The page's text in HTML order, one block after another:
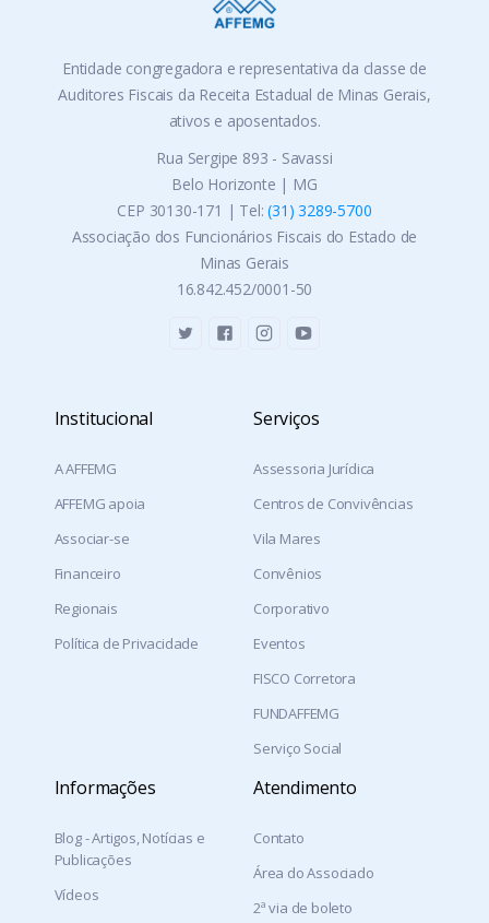
Entidade congregadora e representativa da classe de
Auditores Fiscais da Receita Estadual de Minas Gerais,
ativos e aposentados.
Rua Sergipe 893 - Savassi
Belo Horizonte | MG
CEP 30130-171 | Tel:(31) 3289-5700
Associação dos Funcionários Fiscais do Estado de
Minas Gerais
16.842.452/0001-50
Institucional
A AFFEMG
AFFEMG apoia
Associar-se
Financeiro
Regionais
Política de Privacidade
Serviços
Assessoria Jurídica
Centros de Convivências
Vila Mares
Convênios
Corporativo
Eventos
FISCO Corretora
FUNDAFFEMG
Serviço Social
Informações
Blog - Artigos, Notícias e
Publicações
Vídeos
Atendimento
Contato
Área do Associado
2ª via de boleto